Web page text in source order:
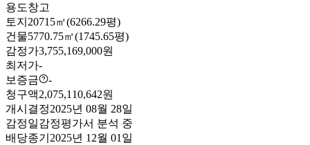
용도창고
토지 20715㎡(6266.29평)
건물5770.75㎡(1745.65평)
감정가3,755,169,000원
최저가-
보증금
-
청구액2,075,110,642원
개시결정2025년 08월 28일
감정일감정평가서 분석 중
배당종기 2025년 12월 01일